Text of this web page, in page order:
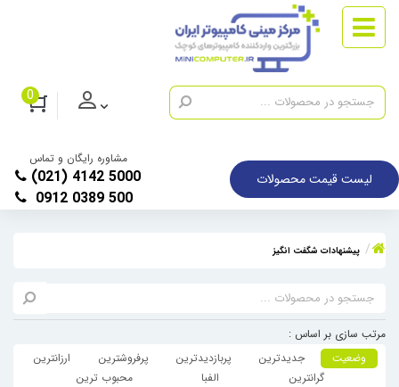
0
لیست قیمت محصولات
مشاوره رایگان و تماس
(021) 4142 5000
0912 0389 500
پیشنهادات شگفت انگیز
مرتب سازی بر اساس :
وضعیت
جدیدترین پربازدیدترین پرفروشترین
ارزانترین
گرانترین
الفبا محبوب ترین